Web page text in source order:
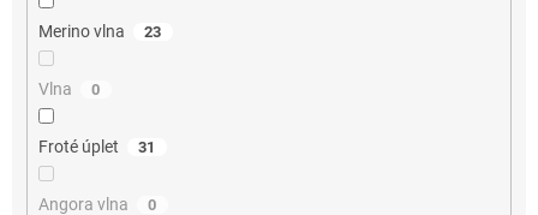
Merino vlna 23
Vlna 0
Froté úplet 31
Angora vlna 0